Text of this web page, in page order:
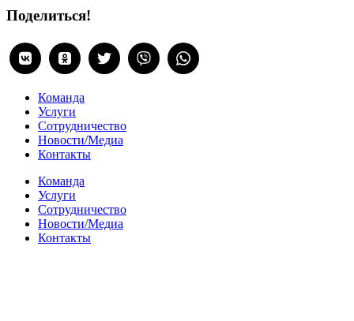
Поделиться!
Команда
Услуги
Сотрудничество
Новости/Медиа
Контакты
Команда
Услуги
Сотрудничество
Новости/Медиа
Контакты